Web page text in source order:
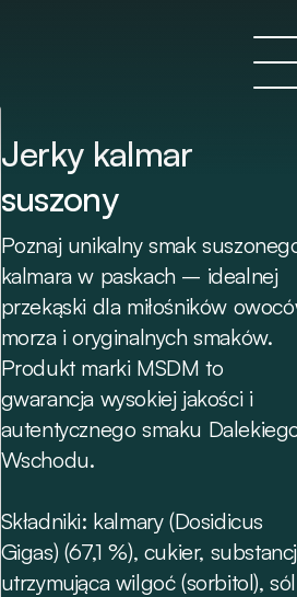
Jerky kalmar
suszony
Poznaj unikalny smak
kalmara w paskach – idealnej
przekąski dla miłośników
morza i oryginalnych smaków.
Produkt marki MSDM to
gwarancja wysokiej jakości i
autentycznego smaku
Wschodu.
Składniki: kalmary (Dosidicus
Gigas) (67,1 %), cukier,
utrzymująca wilgoć (sorbitol),